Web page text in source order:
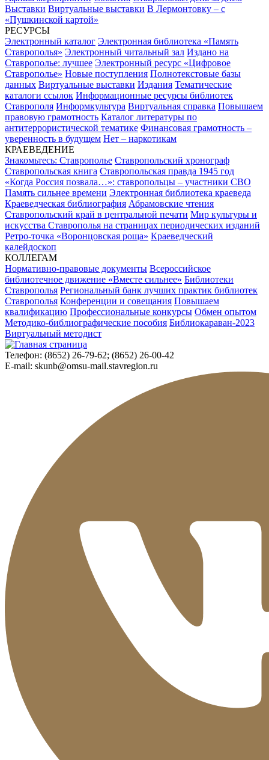
Выставки Виртуальные выставки В Лермонтовку – с
«Пушкинской картой»
РЕСУРСЫ
Электронный каталог Электронная библиотека «Память
Ставрополья» Электронный читальный зал Издано на
Ставрополье: лучшее Электронный ресурс «Цифровое
Ставрополье» Новые поступления Полнотекстовые базы
данных Виртуальные выставки Издания Тематические
каталоги ссылок Информационные ресурсы библиотек
Ставрополя Информкультура Виртуальная справка Повышаем
правовую грамотность Каталог литературы по
антитеррористической тематике Финансовая грамотность –
уверенность в будущем Нет – наркотикам
КРАЕВЕДЕНИЕ
Знакомьтесь: Ставрополье Ставропольский хронограф
Ставропольская книга Ставропольская правда 1945 год
«Когда Россия позвала…»: ставропольцы – участники СВО
Память сильнее времени Электронная библиотека краеведа
Краеведческая библиография Абрамовские чтения
Ставропольский край в центральной печати Мир культуры и
искусства Ставрополья на страницах периодических изданий
Ретро-точка «Воронцовская роща» Краеведческий
калейдоскоп
КОЛЛЕГАМ
Нормативно-правовые документы Всероссийское
библиотечное движение «Вместе сильнее» Библиотеки
Ставрополья Региональный банк лучших практик библиотек
Ставрополья Конференции и совещания Повышаем
квалификацию Профессиональные конкурсы Обмен опытом
Методико-библиографические пособия Библиокараван-2023
Виртуальный методист
Телефон: (8652) 26-79-62; (8652) 26-00-42
E-mail: skunb@omsu-mail.stavregion.ru